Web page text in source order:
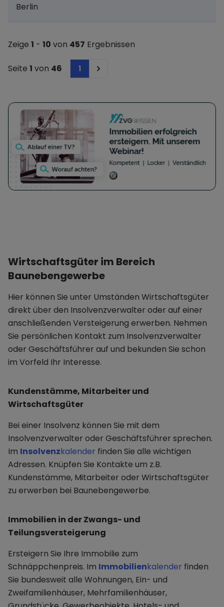
Berlin
Zeige 1 - 10 von 457 Ergebnissen
Seite 1 von 46 1 Next
Wirtschaftsgüter im Bereich
Baunebengewerbe
Hier können Sie unter Umständen Wirtschaftsgüter
direkt über den Insolvenzverwalter oder auf einer
anschließenden Versteigerung erwerben. Nehmen
Sie persönlichen Kontakt zum Insolvenzverwalter
oder Geschäftsführer auf und bekunden Sie schon
im Vorfeld Ihr Interesse.
Kundenstämme, Mitarbeiter und
Wirtschaftsgüter
Bei einer Insolvenz können Sie mit dem
Insolvenzverwalter oder Geschäftsführer sprechen.
Im Insolvenzkalender finden Sie alle wichtigen
Adressen. Knüpfen Sie Kontakte um z.B.
Kundenstämme, Mitarbeiter oder Wirtschaftsgüter
zu erwerben bei Baunebengewerbe.
Immobilien in der Zwangs- und
Teilungsversteigerung
Ersteigern Sie Ihre Immobilie zum
Schnäppchenpreis. Im Immobilienkalender finden
Sie bundesweit alle Wohnungen, Ein- und
Zweifamilienhäuser, Mehrfamilienhäuser,